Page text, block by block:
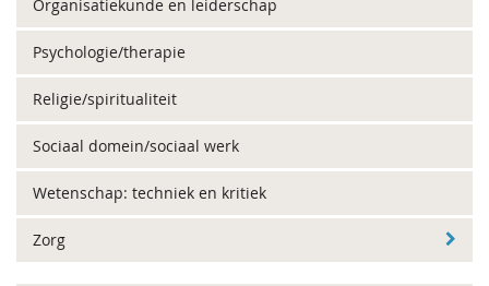
Organisatiekunde en leiderschap
Psychologie/therapie
Religie/spiritualiteit
Sociaal domein/sociaal werk
Wetenschap: techniek en kritiek
Zorg